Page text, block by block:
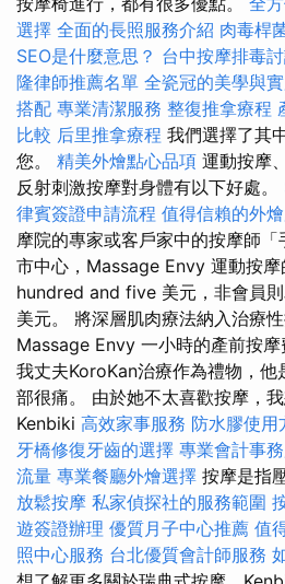
選擇 全面的長照服務介紹 肉毒桿
SEO是什麼意思？ 台中按摩排毒
隆律師推薦名單 全瓷冠的美學與
搭配 專業清潔服務 整復推拿療程
比較 后里推拿療程 我們選擇了其
您。 精美外燴點心品項 運動按摩
反射刺激按摩對身體有以下好處。
律賓簽證申請流程 值得信賴的外
摩院的專家或客戶家中的按摩師
市中心，Massage Envy 運動按
hundred and five 美元，非會員
美元。 將深層肌肉療法納入治療
Massage Envy 一小時的產前按
我丈夫KoroKan治療作為禮物，
部很痛。 由於她不太喜歡按摩，
Kenbiki 高效家事服務 防水膠使用
牙橋修復牙齒的選擇 專業會計事
流量 專業餐廳外燴選擇 按摩是指
放鬆按摩 私家偵探社的服務範圍
遊簽證辦理 優質月子中心推薦 值
照中心服務 台北優質會計師服務